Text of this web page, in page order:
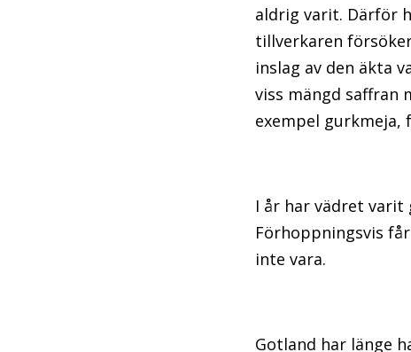
aldrig varit. Därför
tillverkaren
inslag av den äkta
viss mängd saffran
exempel
I år har vädret
Förhoppningsvis
inte vara.
Gotland har länge